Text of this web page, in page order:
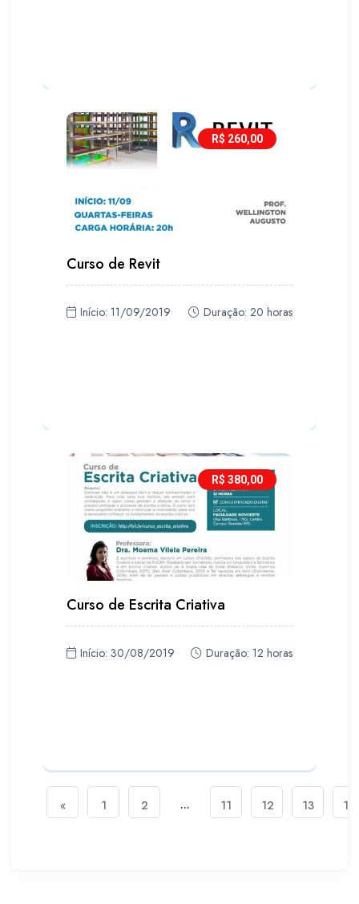
R$ 260,00
Curso de Revit
Início: 11/09/2019 Duração: 20 horas
R$ 380,00
Curso de Escrita Criativa
Início: 30/08/2019 Duração: 12 horas
« 1 2 ... 11 12 13 14